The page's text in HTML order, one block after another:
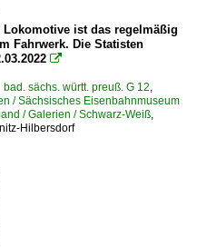
ist das regelmäßig
Fahrwerk. Die Statisten

sächs. württ. preuß. G 12,
/ Sächsisches Eisenbahnmuseum
/ Galerien / Schwarz-Weiß,
Hilbersdorf